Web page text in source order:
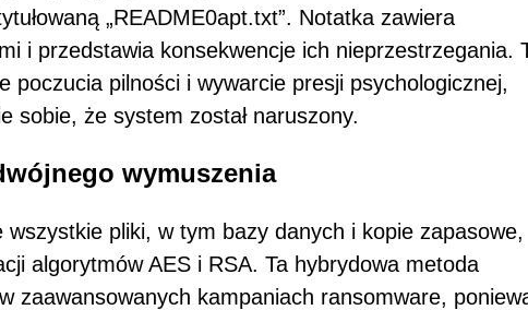
„README0apt.txt”. Notatka zawiera
i przedstawia konsekwencje ich nieprzestrzegania.
poczucia pilności i wywarcie presji psychologicznej,
sobie, że system został naruszony.
wymuszenia
pliki, w tym bazy danych i kopie zapasowe,
algorytmów AES i RSA. Ta hybrydowa metoda
zaawansowanych kampaniach ransomware,